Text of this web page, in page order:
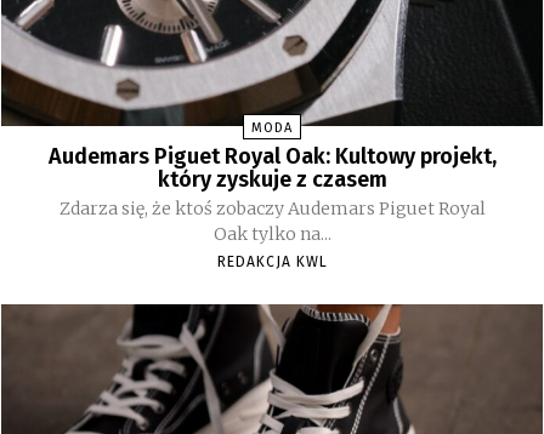
MODA
Audemars Piguet Royal Oak: Kultowy projekt,
który zyskuje z czasem
Zdarza się, że ktoś zobaczy Audemars Piguet Royal
Oak tylko na...
REDAKCJA KWL